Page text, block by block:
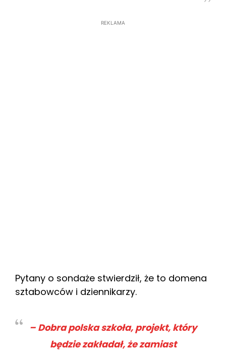
REKLAMA
Pytany o sondaże stwierdził, że to domena
sztabowców i dziennikarzy.
– Dobra polska szkoła, projekt, który
będzie zakładał, że zamiast